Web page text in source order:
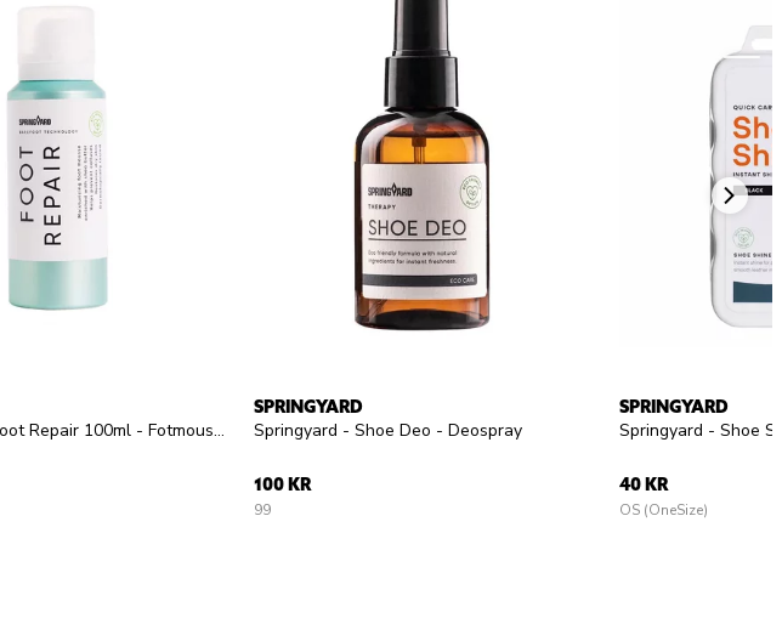
Springyard - Foot Repair 100ml - Fotmousse
SPRINGYARD
Springyard - Shoe Deo - Deospray
100 KR
99
SPRINGYARD
40 KR
OS (OneSize)